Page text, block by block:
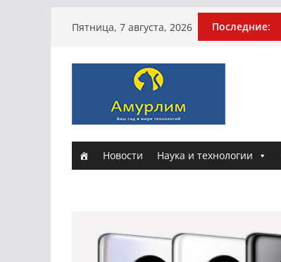
Пятница, 7 августа, 2026 Последние:
Новости Наука и технологии